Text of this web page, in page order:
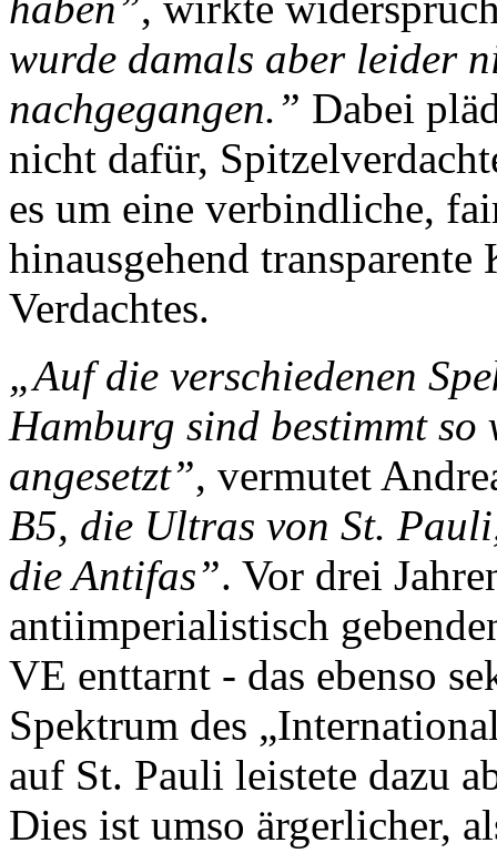
wurde damals aber leider
nachgegangen.” Dabei
nicht dafür,
es um eine verbindliche,
hinausgehend
Verdachtes.
„Auf die verschiedenen
Hamburg sind bestimmt
angesetzt”, vermutet
B5, die Ultras von St.
die Antifas”. Vor drei
antiimperialistisch
VE enttarnt - das ebenso
Spektrum des
auf St. Pauli leistete dazu
Dies ist umso ärgerlicher,